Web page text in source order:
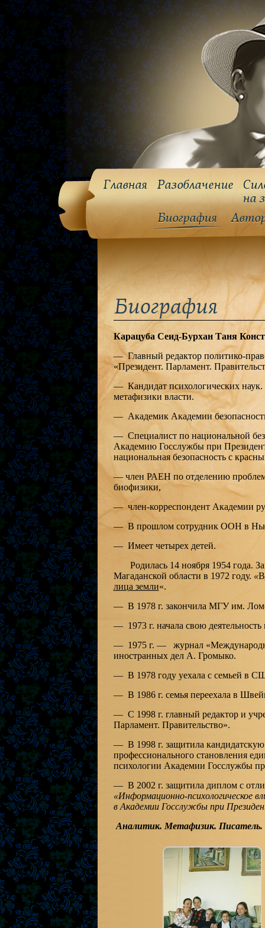
Главная Разоблачение
на
Биография
Биография
Карацуба Сеид-Бурхан Таня
— Главный редактор политико-
«Президент. Парламент.
— Кандидат психологических
метафизики власти.
— Академик Академии
— Специалист по национальной
Академию Госслужбы при
национальная безопасность с
— член РАЕН по отделению
биофизики,
— член-корреспондент Академии
— В прошлом сотрудник ООН в
— Имеет четырех детей.
Родилась 14 ноября 1954 года.
Магаданской области в 1972 году. «В
лица земли«.
— В 1978 г. закончила МГУ им.
— 1973 г. начала свою
— 1975 г. — журнал
иностранных дел А. Громыко.
— В 1978 году уехала с семьей в
— В 1986 г. семья переехала в
— С 1998 г. главный редактор и
Парламент. Правительство».
— В 1998 г. защитила
профессионального становления
психологии Академии Госслужбы
— В 2002 г. защитила диплом с
«Информационно-психологическое
в Академии Госслужбы при
Аналитик. Метафизик.